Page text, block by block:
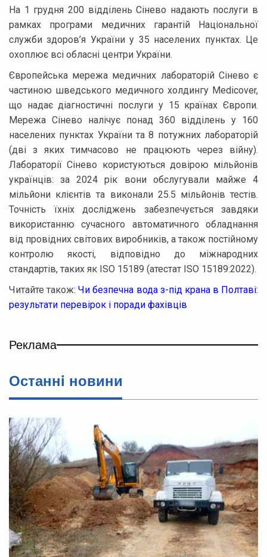
На 1 грудня 200 відділень Сінево надають послуги в
рамках програми медичних гарантій Національної
служби здоров’я України у 35 населених пунктах. Це
охоплює всі обласні центри України.
Європейська мережа медичних лабораторій Сінево є
частиною шведського медичного холдингу Medicover,
що надає діагностичні послуги у 15 країнах Європи.
Мережа Сінево налічує понад 360 відділень у 160
населених пунктах України та 8 потужних лабораторій
(дві з яких тимчасово не працюють через війну).
Лабораторії Сінево користуються довірою мільйонів
українців: за 2024 рік вони обслугували майже 4
мільйони клієнтів та виконали 25.5 мільйонів тестів.
Точність їхніх досліджень забезпечується завдяки
використанню сучасного автоматичного обладнання
від провідних світових виробників, а також постійному
контролю якості, відповідно до міжнародних
стандартів, таких як ISO 15189 (атестат ISO 15189:2022).
Читайте також:Чи безпечна вода з-під крана в Полтаві:
результати перевірок і поради фахівців
Реклама
Останнi новини